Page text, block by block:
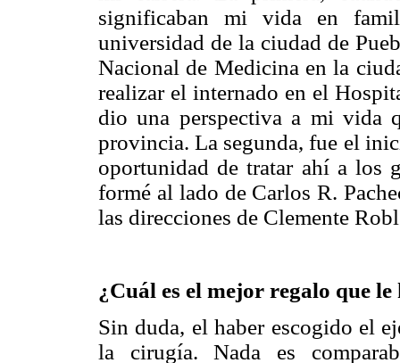
significaban mi vida en
universidad de la ciudad de
Nacional de Medicina en la
realizar el internado en el
dio una perspectiva a mi vida
provincia. La segunda, fue el
oportunidad de tratar ahí a los
formé al lado de Carlos R.
las direcciones de Clemente
¿Cuál es el mejor regalo que
Sin duda, el haber escogido el
la cirugía. Nada es